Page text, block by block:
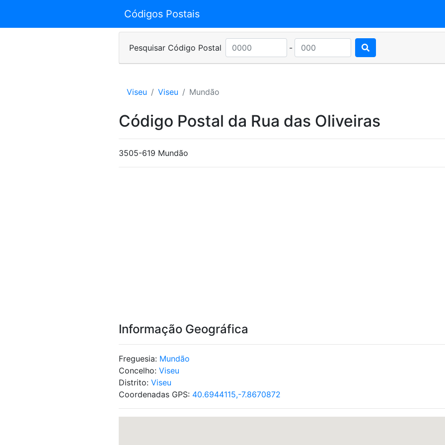
Códigos Postais
Pesquisar Código Postal -
Viseu Viseu Mundão
Código Postal da Rua das Oliveiras
3505-619 Mundão
Informação Geográfica
Freguesia: Mundão
Concelho: Viseu
Distrito: Viseu
Coordenadas GPS: 40.6944115,-7.8670872